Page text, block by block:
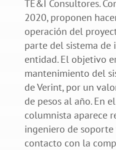
TE&I Consultores.
2020, proponen
operación del
parte del sistema de
entidad. El objetivo
mantenimiento del
de Verint, por un
de pesos al año. En
columnista aparece
ingeniero de
contacto con la